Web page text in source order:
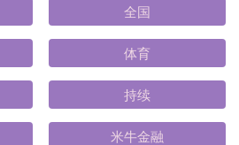
全国
体育
持续
米牛金融